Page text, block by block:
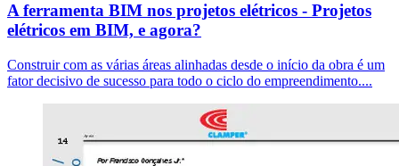
A ferramenta BIM nos projetos elétricos - Projetos
elétricos em BIM, e agora?
Construir com as várias áreas alinhadas desde o início da obra é um
fator decisivo de sucesso para todo o ciclo do empreendimento....